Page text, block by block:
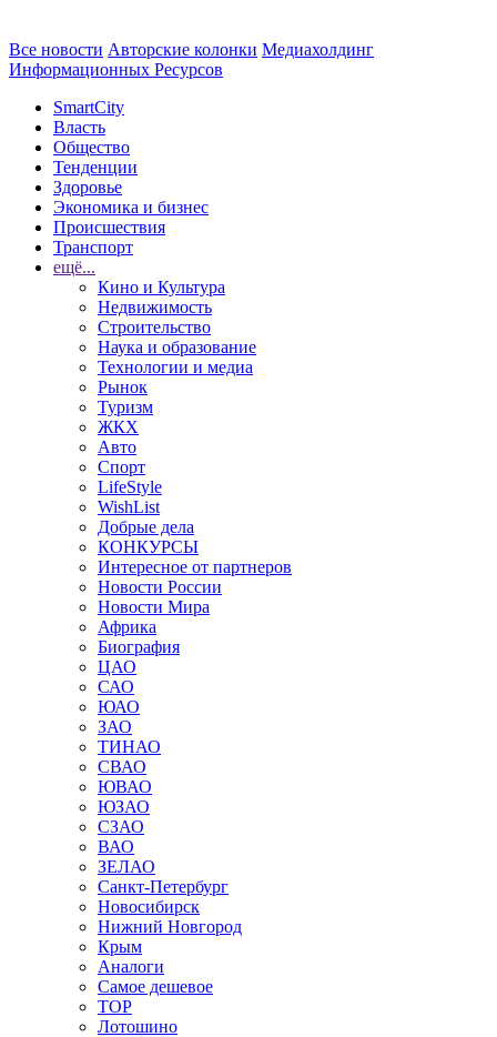
Все новости Авторские колонки Медиахолдинг
Информационных Ресурсов
SmartCity
Власть
Общество
Тенденции
Здоровье
Экономика и бизнес
Происшествия
Транспорт
ещё...
Кино и Культура
Недвижимость
Строительство
Наука и образование
Технологии и медиа
Рынок
Туризм
ЖКХ
Авто
Спорт
LifeStyle
WishList
Добрые дела
КОНКУРСЫ
Интересное от партнеров
Новости России
Новости Мира
Африка
Биография
ЦАО
САО
ЮАО
ЗАО
ТИНАО
СВАО
ЮВАО
ЮЗАО
СЗАО
ВАО
ЗЕЛАО
Санкт-Петербург
Новосибирск
Нижний Новгород
Крым
Аналоги
Самое дешевое
TOP
Лотошино